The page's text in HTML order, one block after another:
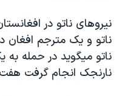
نرگس محمدی برنده جایزه
همایش محافظه‌کاران
صفحه‌های ویژه
نيروهای ناتو در
ناتو و يک مترجم افغان
ناتو ميگويد در حمله
نارنجک انجام گرفت